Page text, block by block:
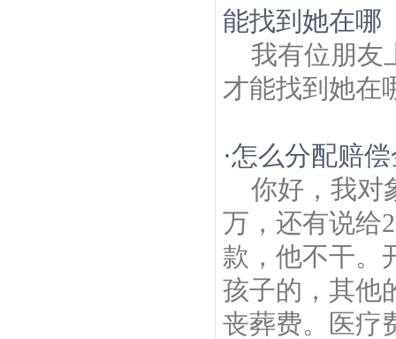
能找到她在哪
我有位朋友
才能找到她在
·怎么分配赔
你好，我对
万，还有说给
款，他不干。
孩子的，其他
丧葬费。医疗